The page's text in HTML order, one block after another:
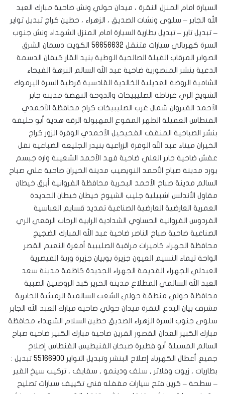
السيارة امام المنزل النقرة ، ميدان حولي ونش ضاحية مبارك العبد
الله الجابر – سلوى ونشات الصديق ، الزهراء ، حطين كراج تبديل تواير
– تبديل تاير – تبديل بطارية السيارة امام المنزل الشهداء ونش جنوب
السرة كهربائي سيارات متنقل 56656632 الكويت دسمان الشرق
الصوابر المرقاب القبلة الصالحية الوطية بنيد القار كيفان الدسمة
الدعية بنشر المنصورية ضاحية عبد الله السالم النزهة الفيحاء
الشامية الروضة العديلية الخالدية القادسية قرطبة السرة اليرموك
الشويخ الري غرناطة الصليبيخات والدوحة النهضة مدينة جابر
الأحمد القيروان شمال غرب الصليبيخات كراج محافظة الأحمدي
الفنطاس العقيلة الظهر المقوع المهبولة الرقة هدية أبو حليفة
بنشر الصباحية المنقف الفحيحيل الأحمدي الوفرة الزور كراج
الخيران ميناء عبد الله الوفرة الزراعية بنيدر الجليعة الضباعية نقل
عفش ضاحية جابر العلي ضاحية فهد الأحمد الشعيبة واره جبسم
بورد مدينة صباح الأحمد النويصيب مدينة الخيران ضاحية علي صباح
السالم مدينة صباح الأحمد البحرية محافظة الفروانية أبرق خيطان
مقاول الأندلس اشبيلية جليب الشيوخ خيطان خيطان الجديدة
العمرية العارضية العارضية الصناعية تمديد قسايم العباسية
الفردوس الفروانية الحساوي الشدادية الرابية الرحاب الرقعي الري
الصناعية ضاحية صباح الناصر ضاحية عبد الله المبارك الضجيج
محافظة الجهراء كاميرات مراقبة الصليبية أمغرة النعيم القصر
الواحة تيماء النسيم العيون جزيرة بوبيان جزيرة وربة القيصرية
العبدلي الجهراء القديمة الجهراء الجديدة كاظمة مدينة سعد
العبد الله السالمي المطلاع مدينة الحرير كبد الروضتين الصبية
محافظة حولي منطقة حولي الشعب السالمية الرميثية الجابرية
مشرف بيان البدع النقرة ميدان حولي ضاحية مبارك العبد الله الجابر
سلوى جنوب السرة الزهراء الصديق حطين السلام الشهداء محافظة
مبارك الكبير العدان القصور القرين ضاحية مبارك الكبير ضاحية صباح
السالم المسيلة أبو فطيرة صبحان الفنيطيس الفنطاس إصلاح
جميع أعطال الكهرباء إصلاح البنشر وتبديل التواير 55166900 تبديل :
بطاريات , زيوت وفلاتر , سلف ودينمو , سفايف , تركيب سيخ القير
– سطحة – كرين فتح سيارات مقفله فني تكييف سيارات تصليح